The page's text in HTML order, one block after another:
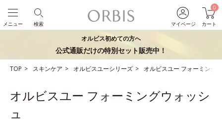
マイページ
0
カート
検索
メニュー
オルビス初めての方へ
公式通販だけの特別セット販売中！
TOP スキンケア オルビスユーシリーズ オルビスユー フォーミング
オルビスユー フォーミングウォッシ
ュ